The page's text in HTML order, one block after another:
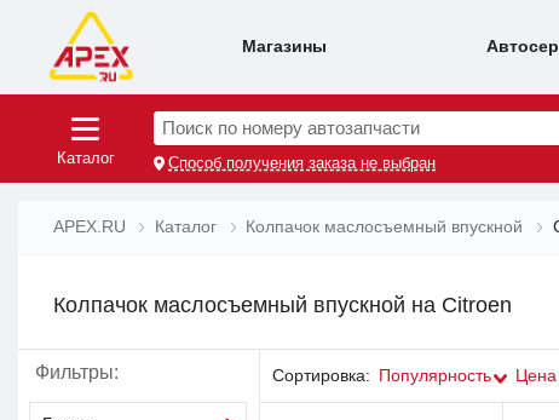
Магазины
Каталог
Поиск по номеру автозапчасти
Способ получения заказа не выбран
APEX.RU Каталог Колпачок маслосъемный впускной
Колпачок маслосъемный впускной на Citroen
Фильтры: Сортировка: Популярность Цена